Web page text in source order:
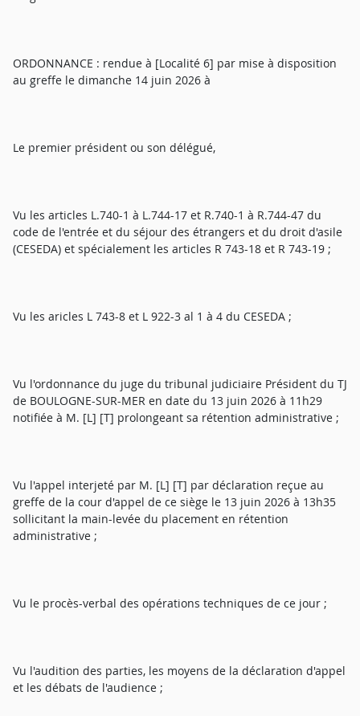
ORDONNANCE : rendue à [Localité 6] par mise à disposition
au greffe le dimanche 14 juin 2026 à
Le premier président ou son délégué,
Vu les articles L.740-1 à L.744-17 et R.740-1 à R.744-47 du
code de l'entrée et du séjour des étrangers et du droit d'asile
(CESEDA) et spécialement les articles R 743-18 et R 743-19 ;
Vu les aricles L 743-8 et L 922-3 al 1 à 4 du CESEDA ;
Vu l'ordonnance du juge du tribunal judiciaire Président du TJ
de BOULOGNE-SUR-MER en date du 13 juin 2026 à 11h29
notifiée à M. [L] [T] prolongeant sa rétention administrative ;
Vu l'appel interjeté par M. [L] [T] par déclaration reçue au
greffe de la cour d'appel de ce siège le 13 juin 2026 à 13h35
sollicitant la main-levée du placement en rétention
administrative ;
Vu le procès-verbal des opérations techniques de ce jour ;
Vu l'audition des parties, les moyens de la déclaration d'appel
et les débats de l'audience ;